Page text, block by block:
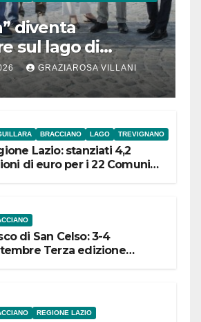
diventa
sul lago di
ieriGRAZIAROSA VILLANI
BRACCIANO LAGO TREVIGNANO
Lazio: stanziati 4,2
di euro per i 22 Comuni
di San Celso: 3-4
Terza edizione
REGIONE LAZIO